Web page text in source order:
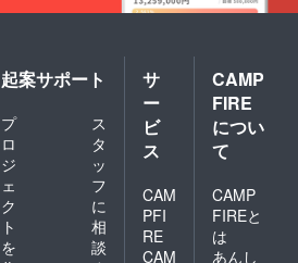
起案サポート
プ
ロ
ジ
ェ
ク
ト
を
ス
タ
ッ
フ
に
相
談
サ
ー
ビ
ス
CAM
PFI
RE
CAM
CAMP
FIRE
につい
て
CAMP
FIREと
は
あんし